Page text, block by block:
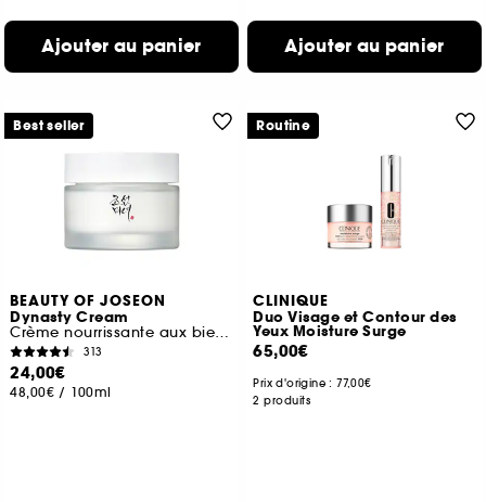
Ajouter au panier Ajouter au panier
BEAUTY OF JOSEON
Dynasty Cream
Crème nourrissante aux bienfaits anti-âge
313
24,00€
48,00€ / 100ml
Best seller
CLINIQUE
Duo Visage et Contour des
Yeux Moisture Surge
65,00€
Prix d'origine :77,00€
2 produits
Routine